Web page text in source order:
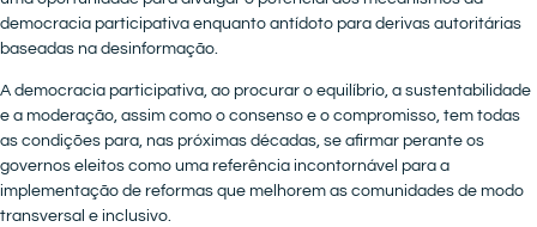
democracia participativa enquanto antídoto para derivas autoritárias
baseadas na desinformação.
A democracia participativa, ao procurar o equilíbrio, a sustentabilidade
e a moderação, assim como o consenso e o compromisso, tem todas
as condições para, nas próximas décadas, se afirmar perante os
governos eleitos como uma referência incontornável para a
implementação de reformas que melhorem as comunidades de modo
transversal e inclusivo.